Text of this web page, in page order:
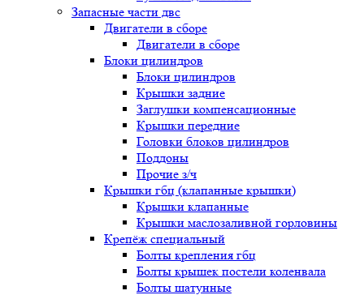
Запасные части двс
Двигатели в сборе
Двигатели в сборе
Блоки цилиндров
Блоки цилиндров
Крышки задние
Заглушки компенсационные
Крышки передние
Головки блоков цилиндров
Поддоны
Прочие з/ч
Крышки гбц (клапанные крышки)
Крышки клапанные
Крышки маслозаливной горловины
Крепёж специальный
Болты крепления гбц
Болты крышек постели коленвала
Болты шатунные